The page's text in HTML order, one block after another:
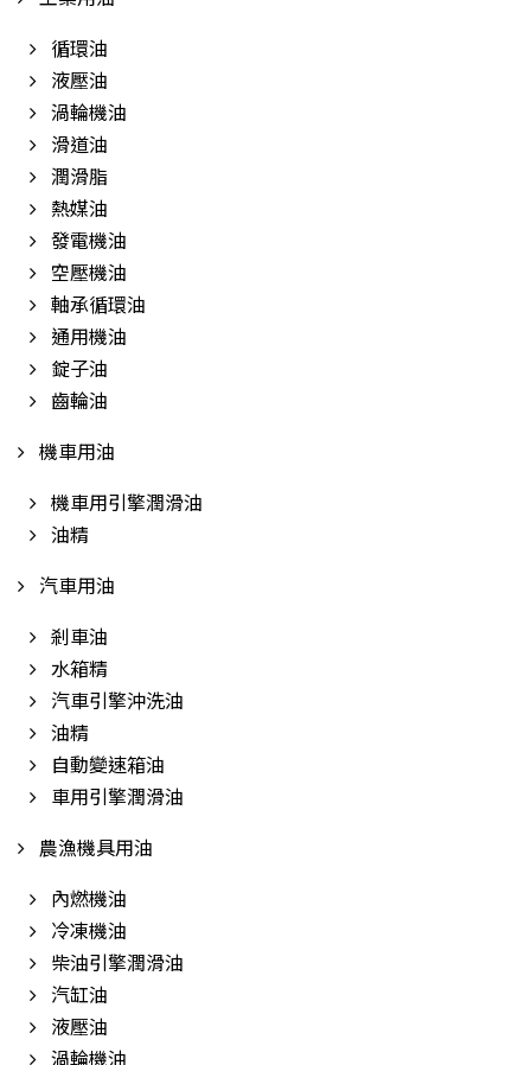
循環油
液壓油
渦輪機油
滑道油
潤滑脂
熱媒油
發電機油
空壓機油
軸承循環油
通用機油
錠子油
齒輪油
機車用油
機車用引擎潤滑油
油精
汽車用油
剎車油
水箱精
汽車引擎沖洗油
油精
自動變速箱油
車用引擎潤滑油
農漁機具用油
內燃機油
冷凍機油
柴油引擎潤滑油
汽缸油
液壓油
渦輪機油